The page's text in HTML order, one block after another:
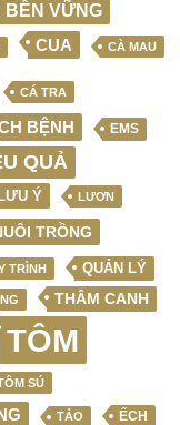
BỀN VỮNG
CUA CÀ MAU
CÁ TRA
BỆNH EMS
QUẢ
LƯU Ý LƯƠN
TRỒNG
TRÌNH QUẢN LÝ
THÂM CANH
TÔM
SÚ
TẢO ẾCH